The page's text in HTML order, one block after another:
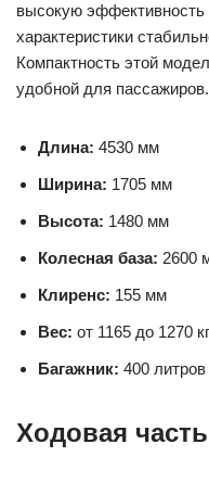
высокую
характеристики
Компактность этой
удобной для пассажиров.
Длина: 4530 мм
Ширина: 1705 мм
Высота: 1480 мм
Колесная база: 2600
Клиренс: 155 мм
Вес: от 1165 до 1270 кг
Багажник: 400 литров
Ходовая